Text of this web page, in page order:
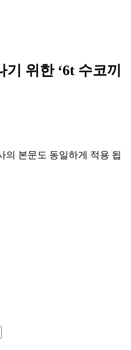
위한 ‘6t 수코끼
의 본문도 동일하게 적용 됩